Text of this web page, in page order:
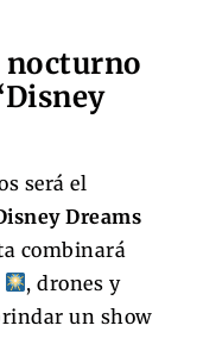
nocturno
será el
Dreams
combinará
, drones y
un show